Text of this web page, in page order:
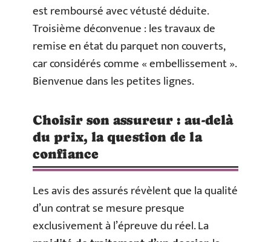
est remboursé avec vétusté déduite.
Troisième déconvenue : les travaux de
remise en état du parquet non couverts,
car considérés comme « embellissement ».
Bienvenue dans les petites lignes.
Choisir son assureur : au-delà
du prix, la question de la
confiance
Les avis des assurés révèlent que la qualité
d’un contrat se mesure presque
exclusivement à l’épreuve du réel. La